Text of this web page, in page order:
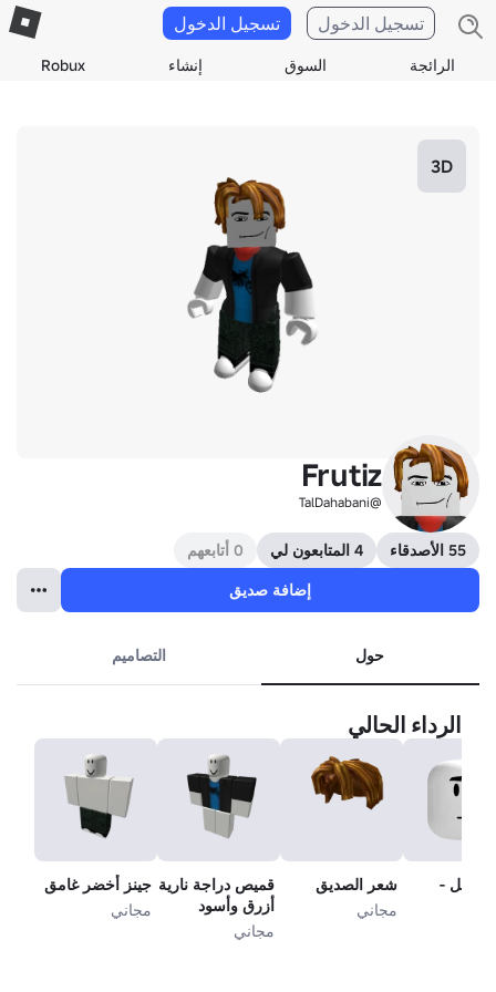
الرائجة السوق إنشاء Robux
تسجيل الدخول تسجيل الدخول
3D
Frutiz
@TalDahabani
55 الأصدقاء 4 المتابعون لي
0 أتابعهم
إضافة صديق
حول التصاميم
الرداء الحالي
الرجل -
شعر الصديق
مجاني
قميص دراجة نارية
أزرق وأسود
مجاني
جينز أخضر غامق
مجاني